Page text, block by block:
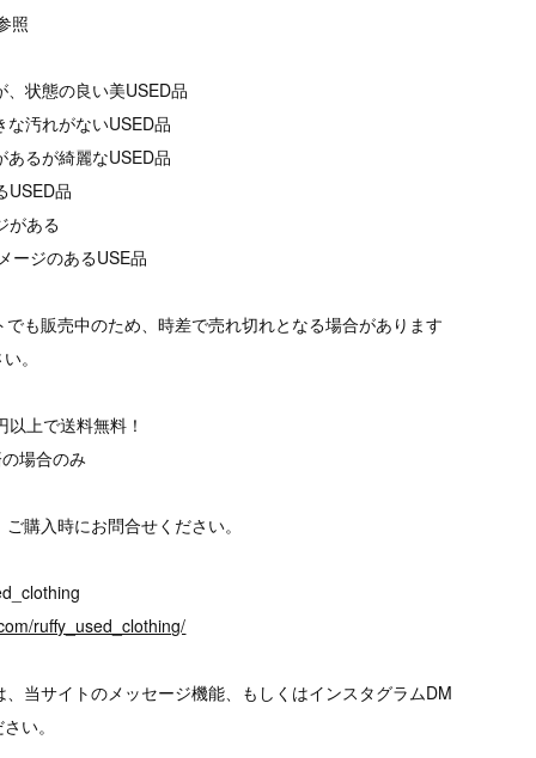
照
状態の良い美USED品
汚れがないUSED品
るが綺麗なUSED品
品
がある
ジのあるUSE品
も販売中のため、時差で売れ切れとなる場合があります
。
上で送料無料！
場合のみ
購入時にお問合せください。
ruffy_used_clothing/
当サイトのメッセージ機能、もしくはインスタグラムDM
い。